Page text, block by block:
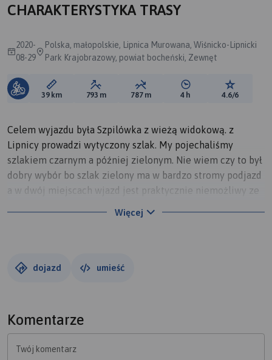
CHARAKTERYSTYKA TRASY
2020-
08-29
Polska, małopolskie, Lipnica Murowana, Wiśnicko-Lipnicki
Park Krajobrazowy, powiat bocheński, Zewnęt
Długość trasy:
39 km Suma przewyższeń:
793 m Suma spadków:
787 m Średni czas potrzebny
4 h Ocena
4.6/6
Celem wyjazdu była Szpilówka z wieżą widokową. z
Lipnicy prowadzi wytyczony szlak. My pojechaliśmy
szlakiem czarnym a później zielonym. Nie wiem czy to był
dobry wybór bo szlak zielony ma w bardzo stromy podjazd
a w dwój miejscach wjazd jest praktycznie niemożliwy ze
przyjemny szeroką ścieżką bez większych problemów.
ten ostatni może być bardziej stromy od Iwkowej. widoki z
Więcej
dojazd umieść
Komentarze
Twój komentarz